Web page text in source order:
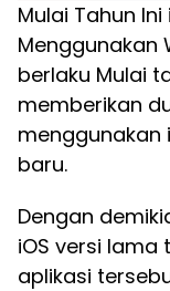
Mulai Tahun
Menggunakan
berlaku Mulai
memberikan
menggunakan
baru.
Dengan
iOS versi
aplikasi